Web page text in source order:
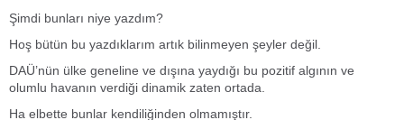
Şimdi bunları niye yazdım?
Hoş bütün bu yazdıklarım artık bilinmeyen şeyler değil.
DAÜ’nün ülke geneline ve dışına yaydığı bu pozitif algının ve
olumlu havanın verdiği dinamik zaten ortada.
Ha elbette bunlar kendiliğinden olmamıştır.